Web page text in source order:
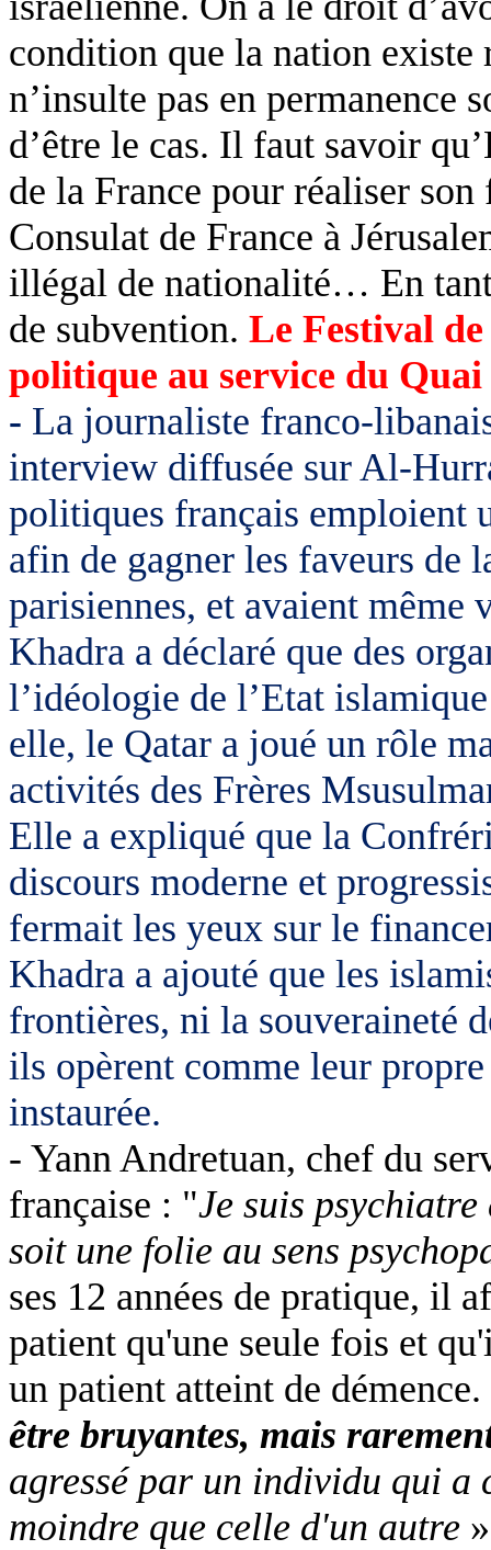
condition que la nation existe
n’insulte pas en permanence
d’être le cas. Il faut savoir
de la France pour réaliser
Consulat de France à
illégal de nationalité… En
de subvention. Le Festival
politique au service du Quai
- La journaliste franco-
interview diffusée sur Al-
politiques français emploient
afin de gagner les faveurs de
parisiennes, et avaient même
Khadra a déclaré que des
l’idéologie de l’Etat
elle, le Qatar a joué un rôle
activités des Frères
Elle a expliqué que la
discours moderne et
fermait les yeux sur le
Khadra a ajouté que les
frontières, ni la souveraineté
ils opèrent comme leur
instaurée.
- Yann Andretuan, chef du
française : "Je suis
soit une folie au sens
ses 12 années de pratique, il
patient qu'une seule fois et
un patient atteint de
être bruyantes, mais
agressé par un individu qui a
moindre que celle d'un autre